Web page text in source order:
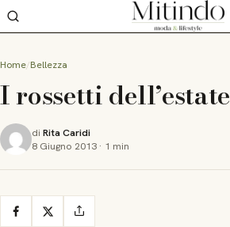
Home Bellezza
I rossetti dell’estate
di Rita Caridi
8 Giugno 2013 · 1 min